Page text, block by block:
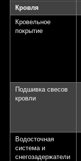
Кровля
Кровельное
покрытие
Подшивка свесов
кровли
Водосточная
система и
снегозадержатели